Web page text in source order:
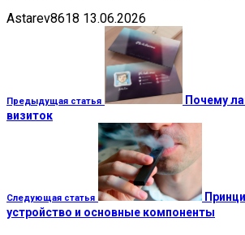
Astarev8618 13.06.2026
Предыдущая статья
Почему
визиток
Следующая статья
устройство и основные компоненты